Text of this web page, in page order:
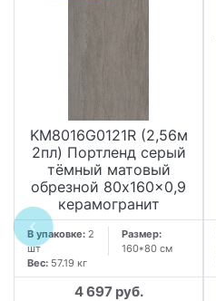
KM8016G0121R (2,56м
2пл) Портленд серый
тёмный матовый
обрезной 80x160x0,9
керамогранит
В упаковке: 2
шт
Размер:
160*80 см
Вес: 57.19 кг
4 697 руб.